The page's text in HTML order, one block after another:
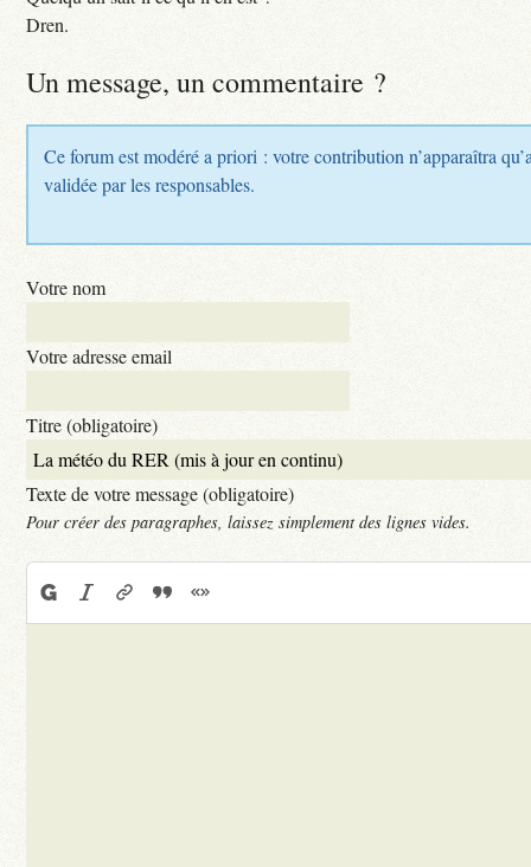
Dren.
Un message, un commentaire ?
Ce forum est modéré a priori : votre contribution n’apparaîtra
validée par les responsables.
Votre nom
Votre adresse email
Titre (obligatoire)
Texte de votre message (obligatoire)
Pour créer des paragraphes, laissez simplement des lignes vides.